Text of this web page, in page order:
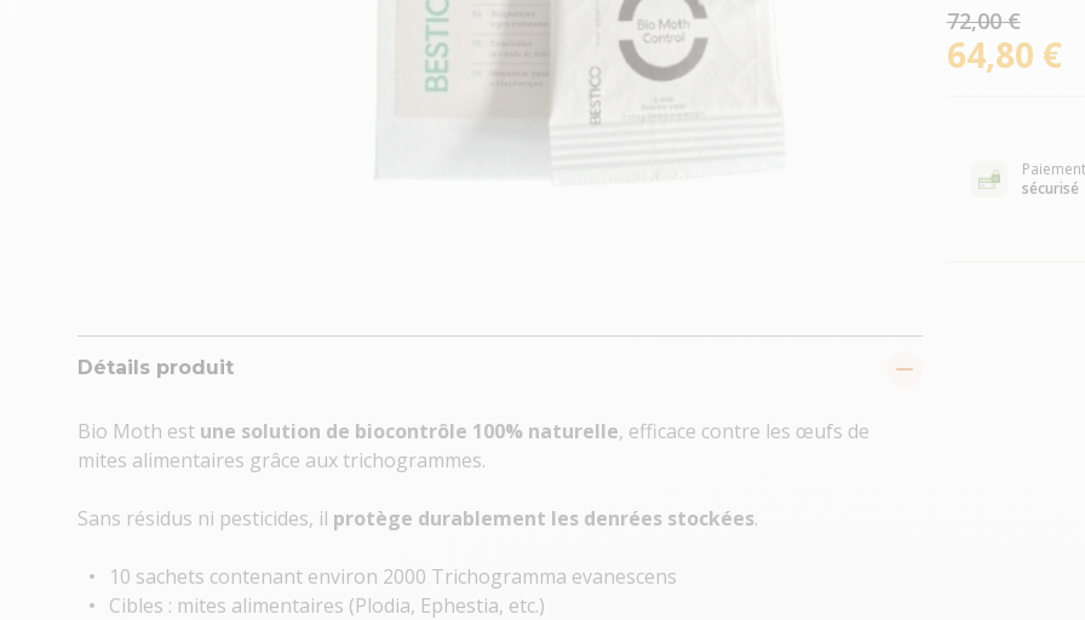
72,00 €
64,80 €
Paiement
sécurisé
Détails produit
Bio Moth est une solution de biocontrôle 100% naturelle, efficace contre les œufs de
mites alimentaires grâce aux trichogrammes.
Sans résidus ni pesticides, il protège durablement les denrées stockées.
10 sachets contenant environ 2000 Trichogramma evanescens
Cibles : mites alimentaires (Plodia, Ephestia, etc.)